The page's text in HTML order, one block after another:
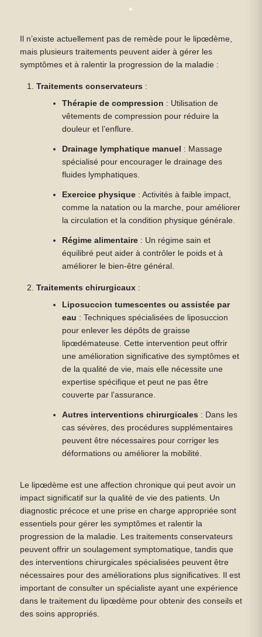
Il n’existe actuellement pas de remède pour le lipœdème,
mais plusieurs traitements peuvent aider à gérer les
symptômes et à ralentir la progression de la maladie :
Traitements conservateurs :
Thérapie de compression : Utilisation de
vêtements de compression pour réduire la
douleur et l’enflure.
Drainage lymphatique manuel : Massage
spécialisé pour encourager le drainage des
fluides lymphatiques.
Exercice physique : Activités à faible impact,
comme la natation ou la marche, pour améliorer
la circulation et la condition physique générale.
Régime alimentaire : Un régime sain et
équilibré peut aider à contrôler le poids et à
améliorer le bien-être général.
Traitements chirurgicaux :
Liposuccion tumescentes ou assistée par
eau : Techniques spécialisées de liposuccion
pour enlever les dépôts de graisse
lipœdémateuse. Cette intervention peut offrir
une amélioration significative des symptômes et
de la qualité de vie, mais elle nécessite une
expertise spécifique et peut ne pas être
couverte par l’assurance.
Autres interventions chirurgicales : Dans les
cas sévères, des procédures supplémentaires
peuvent être nécessaires pour corriger les
déformations ou améliorer la mobilité.
Le lipœdème est une affection chronique qui peut avoir un
impact significatif sur la qualité de vie des patients. Un
diagnostic précoce et une prise en charge appropriée sont
essentiels pour gérer les symptômes et ralentir la
progression de la maladie. Les traitements conservateurs
peuvent offrir un soulagement symptomatique, tandis que
des interventions chirurgicales spécialisées peuvent être
nécessaires pour des améliorations plus significatives. Il est
important de consulter un spécialiste ayant une expérience
dans le traitement du lipœdème pour obtenir des conseils et
des soins appropriés.